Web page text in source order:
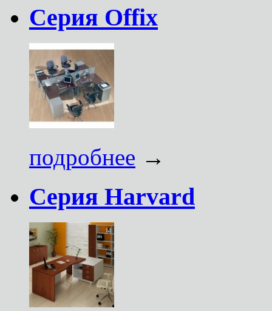
Серия Offix
подробнее →
Серия Harvard